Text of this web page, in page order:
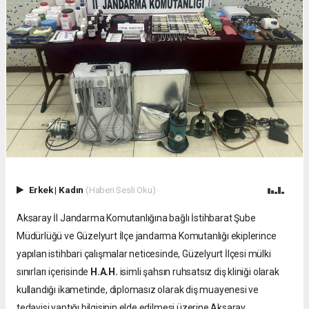
Erkek| Kadın (Haberi Sesli Oku)
Aksaray İl Jandarma Komutanlığına bağlı İstihbarat Şube
Müdürlüğü ve Güzelyurt İlçe jandarma Komutanlığı ekiplerince
yapılan istihbari çalışmalar neticesinde, Güzelyurt İlçesi mülki
sınırları içerisinde H.A.H. isimli şahsın ruhsatsız diş kliniği olarak
kullandığı ikametinde, diplomasız olarak diş muayenesi ve